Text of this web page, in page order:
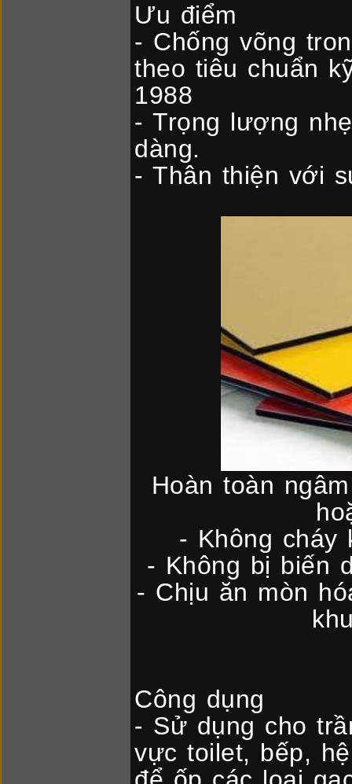
Ưu điểm
- Chống võng
theo tiêu chuẩn
1988
- Trọng lượng
dàng.
- Thân thiện với
Hoàn toàn
- Không cháy
- Không bị biến
- Chịu ăn mòn
Công dụng
- Sử dụng cho
vực toilet, bếp,